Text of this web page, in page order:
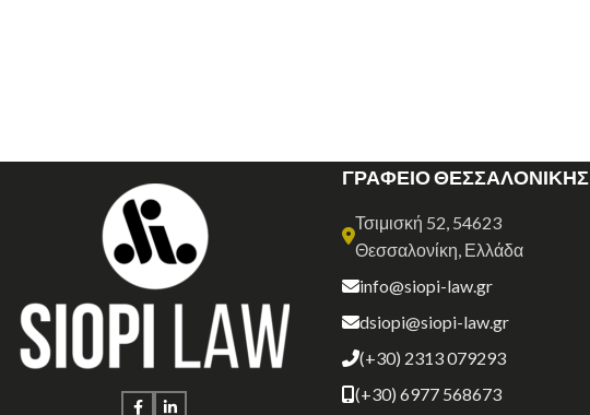
ΓΡΑΦΕΙΟ ΘΕΣΣΑΛΟΝΙΚΗΣ
Τσιμισκή 52, 54623
Θεσσαλονίκη, Ελλάδα
info@siopi-law.gr
dsiopi@siopi-law.gr
(+30) 2313 079293
(+30) 6977 568673